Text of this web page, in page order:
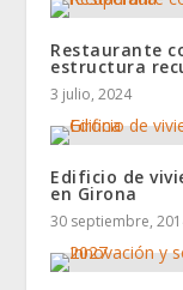
Restaurante
estructura
3 julio, 2024
Edificio de
en Girona
30 septiembre,